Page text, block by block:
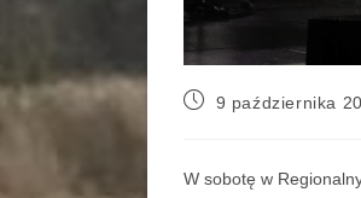
9 października
W sobotę w